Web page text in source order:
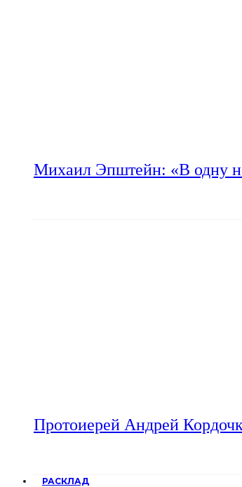
Михаил Эпштейн: «В одну
Протоиерей Андрей
РАСКЛАД